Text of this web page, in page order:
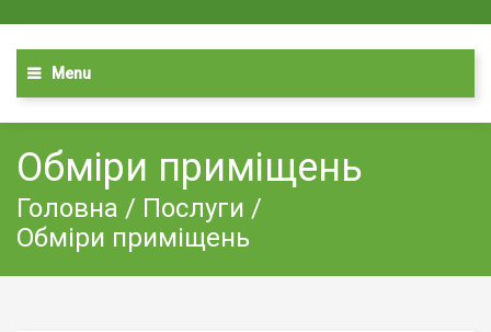
Menu
Обміри приміщень
Головна / Послуги /
Обміри приміщень